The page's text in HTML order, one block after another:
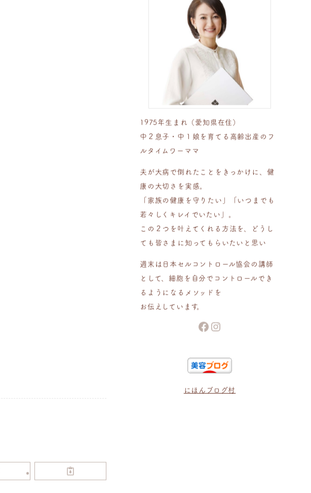
1975年生まれ（愛知県在住）
中２息子・中１娘を育てる高齢出産のフ
ルタイムワーママ
夫が大病で倒れたことをきっかけに、健
康の大切さを実感。
「家族の健康を守りたい」「いつまでも
若々しくキレイでいたい」。
この２つを叶えてくれる方法を、どうし
ても皆さまに知ってもらいたいと思い
週末は日本セルコントロール協会の講師
として、細胞を自分でコントロールでき
るようになるメソッドを
お伝えしています。
Facebook
Instagram
にほんブログ村